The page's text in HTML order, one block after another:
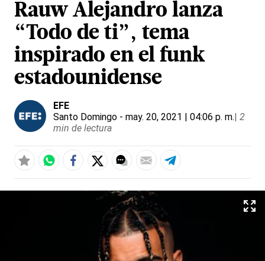
Rauw Alejandro lanza
“Todo de ti”, tema
inspirado en el funk
estadounidense
EFE
Santo Domingo - may. 20, 2021 | 04:06 p. m.| 2
min de lectura